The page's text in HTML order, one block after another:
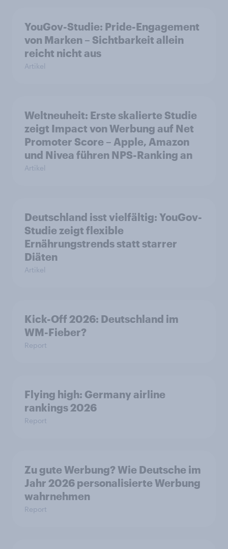
YouGov-Studie: Pride-Engagement
von Marken – Sichtbarkeit allein
reicht nicht aus
Artikel
Weltneuheit: Erste skalierte Studie
zeigt Impact von Werbung auf Net
Promoter Score – Apple, Amazon
und Nivea führen NPS-Ranking an
Artikel
Deutschland isst vielfältig: YouGov-
Studie zeigt flexible
Ernährungstrends statt starrer
Diäten
Artikel
Kick-Off 2026: Deutschland im
WM-Fieber?
Report
Flying high: Germany airline
rankings 2026
Report
Zu gute Werbung? Wie Deutsche im
Jahr 2026 personalisierte Werbung
wahrnehmen
Report